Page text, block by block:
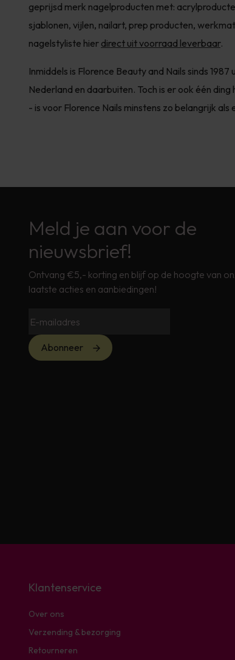
geprijsd merk nagelproducten met:
sjablonen, vijlen, nailart, prep producten,
nagelstyliste hier direct uit voorraad leverbaar.
Inmiddels is Florence Beauty and Nails sinds
Nederland en daarbuiten. Toch is er ook één
- is voor Florence Nails minstens zo belangrijk als
Meld je aan voor de
nieuwsbrief!
Ontvang €5,- korting en blijf op de hoogte van
laatste acties en aanbiedingen!
Abonneer
Klantenservice
Over ons
Verzending & bezorging
Retourneren